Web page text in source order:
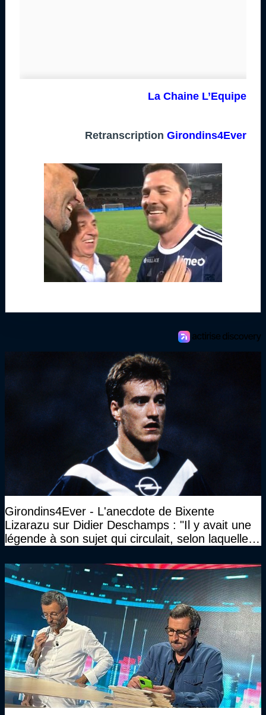
La Chaine L’Equipe
Retranscription Girondins4Ever
Girondins4Ever - L'anecdote de Bixente
Lizarazu sur Didier Deschamps : "Il y avait une
légende à son sujet qui circulait, selon laquelle il